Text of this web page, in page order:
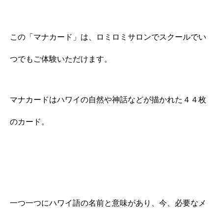
この「マナカード」は、ロミロミサロンでスクールでい
つでもご体験いただけます。
マナカードはハワイの自然や神話などが描かれた４４枚
のカード。
一つ一つにハワイ語の名前と意味があり、今、必要なメ